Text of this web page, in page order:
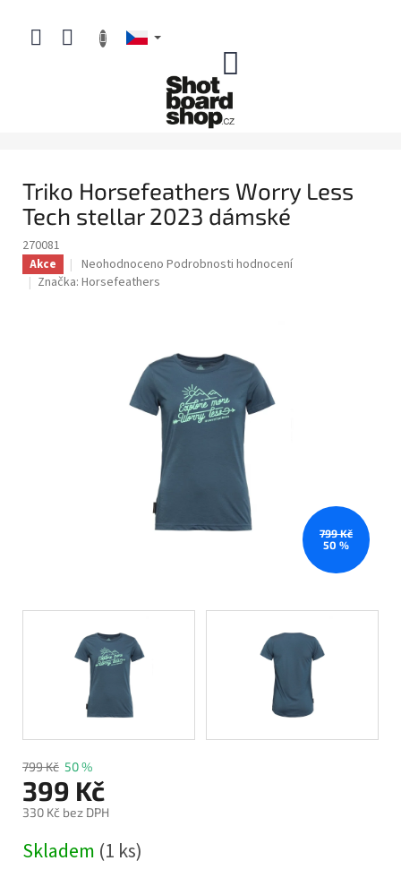
obsah
Triko Horsefeathers Worry Less
Tech stellar 2023 dámské
270081
Akce
Průměrné
hodnocení
hvězdiček.
Neohodnoceno Podrobnosti hodnocení
Značka: Horsefeathers
799 Kč
50 %
799 Kč 50 %
399 Kč
330 Kč bez DPH
cena:
Skladem (1 ks)